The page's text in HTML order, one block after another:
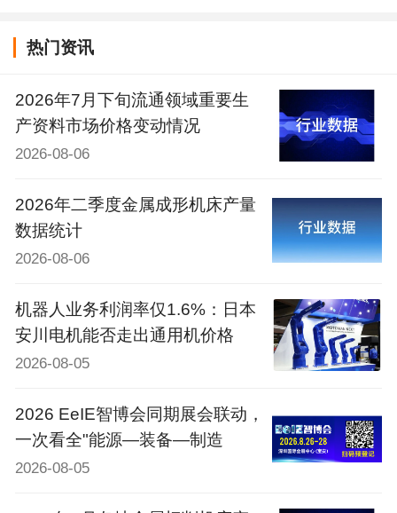
热门资讯
2026年7月下旬流通领域重要生
产资料市场价格变动情况
2026-08-06
2026年二季度金属成形机床产量
数据统计
2026-08-06
机器人业务利润率仅1.6%：日本
安川电机能否走出通用机价格
2026-08-05
2026 EeIE智博会同期展会联动，
一次看全"能源—装备—制造
2026-08-05